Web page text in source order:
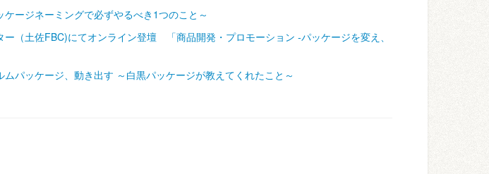
ージネーミングで必ずやるべき1つのこと～
（土佐FBC)にてオンライン登壇 「商品開発・プロモーション ‐パッケージを変え、
パッケージ、動き出す ～白黒パッケージが教えてくれたこと～